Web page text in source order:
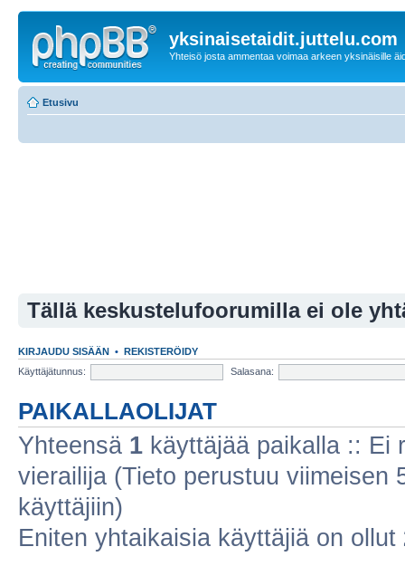
yksinaisetaidit.juttelu.com
Yhteisö josta ammentaa voimaa arkeen yksinäisille
Etusivu
Tällä keskustelufoorumilla ei ole
KIRJAUDU SISÄÄN • REKISTERÖIDY
Käyttäjätunnus:
Salasana:
PAIKALLAOLIJAT
Yhteensä 1 käyttäjää paikalla :: Ei
vierailija (Tieto perustuu viimeisen
käyttäjiin)
Eniten yhtaikaisia käyttäjiä on ollut